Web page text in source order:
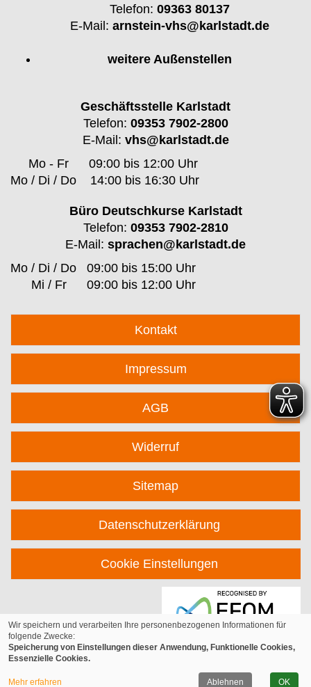
Telefon: 09363 80137
E-Mail: arnstein-vhs@karlstadt.de
weitere Außenstellen
Geschäftsstelle Karlstadt
Telefon: 09353 7902-2800
E-Mail: vhs@karlstadt.de
Mo - Fr
09:00 bis 12:00 Uhr
Mo / Di / Do
14:00 bis 16:30 Uhr
Büro Deutschkurse Karlstadt
Telefon: 09353 7902-2810
E-Mail: sprachen@karlstadt.de
Mo / Di / Do 09:00 bis 15:00 Uhr
Mi / Fr
09:00 bis 12:00 Uhr
Kontakt
Impressum
AGB
Widerruf
Sitemap
Datenschutzerklärung
Cookie Einstellungen
Wir speichern und verarbeiten Ihre personenbezogenen Informationen für
folgende Zwecke:
Speicherung von Einstellungen dieser Anwendung, Funktionelle Cookies,
Essenzielle Cookies.
Mehr erfahren Ablehnen OK